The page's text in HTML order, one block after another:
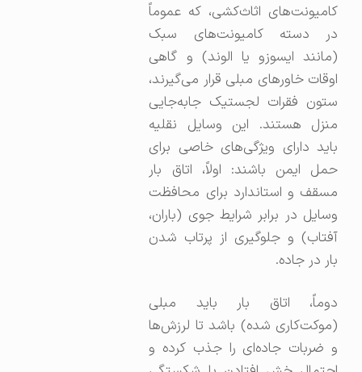
کامیونت‌های اثاث‌کشی، که عموماً
در دسته کامیونت‌های سبک
(مانند ایسوزو یا الوند) و گاهی
اوقات خاورهای مبلی قرار می‌گیرند،
ستون فقرات لجستیک جابه‌جایی
منزل هستند. این وسایل نقلیه
باید دارای ویژگی‌های خاصی برای
حمل ایمن باشند: اولاً، اتاق بار
مسقف و استاندارد برای محافظت
وسایل در برابر شرایط جوی (باران،
آفتاب) و جلوگیری از پرتاب شدن
بار در جاده.
دوماً، اتاق بار باید مبلی
(موکت‌کاری شده) باشد تا لرزش‌ها
و ضربات جاده‌ای را جذب کرده و